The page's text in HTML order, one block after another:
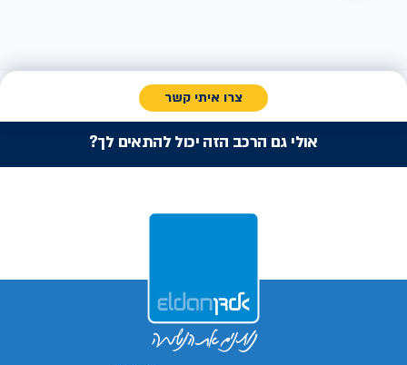
צרו איתי קשר
אולי גם הרכב הזה יכול להתאים לך?